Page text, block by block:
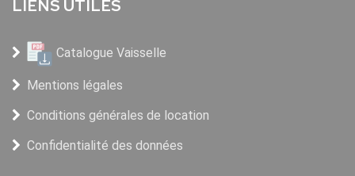
LIENS UTILES
Catalogue Vaisselle
Mentions légales
Conditions générales de location
Confidentialité des données